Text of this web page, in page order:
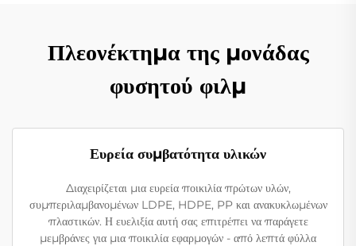
Πλεονέκτημα της μονάδας
φυσητού φιλμ
Ευρεία συμβατότητα υλικών
Διαχειρίζεται μια ευρεία ποικιλία πρώτων υλών,
συμπεριλαμβανομένων LDPE, HDPE, PP και ανακυκλωμένων
πλαστικών. Η ευελιξία αυτή σας επιτρέπει να παράγετε
μεμβράνες για μια ποικιλία εφαρμογών - από λεπτά φύλλα